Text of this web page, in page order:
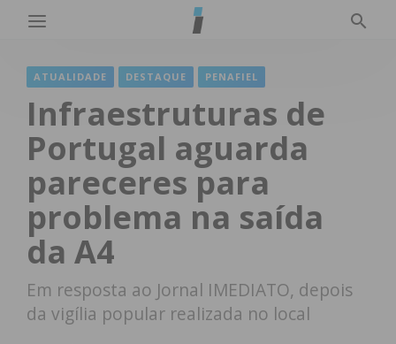
ATUALIDADE DESTAQUE PENAFIEL
Infraestruturas de
Portugal aguarda
pareceres para
problema na saída
da A4
Em resposta ao Jornal IMEDIATO, depois
da vigília popular realizada no local